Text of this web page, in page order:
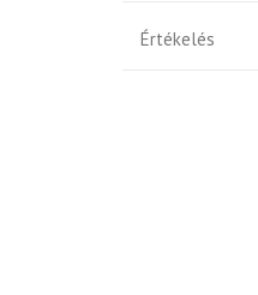
Értékelés